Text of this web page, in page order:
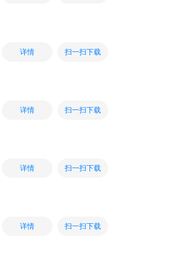
详情 扫一扫下载
详情 扫一扫下载
详情 扫一扫下载
详情 扫一扫下载